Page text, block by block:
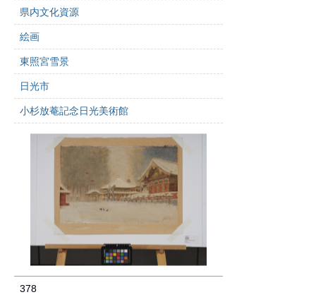
県内文化資源
絵画
東照宮雪景
日光市
小杉放菴記念日光美術館
378